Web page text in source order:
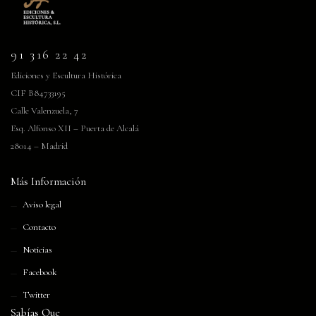
91 316 22 42
Ediciones y Escultura Histórica
CIF B84733195
Calle Valenzuela, 7
Esq. Alfonso XII – Puerta de Alcalá
28014 – Madrid
Más Información
Aviso legal
Contacto
Noticias
Facebook
Twitter
Sabías Que